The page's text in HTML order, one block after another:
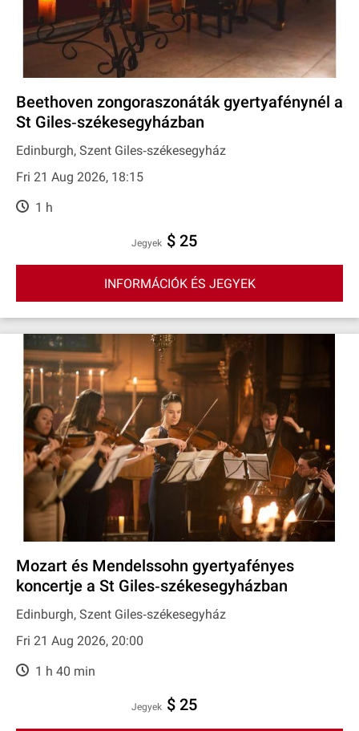
Beethoven zongoraszonáták gyertyafénynél a
St Giles‐székesegyházban
Edinburgh, Szent Giles‐székesegyház
Fri 21 Aug 2026, 18:15
1 h
Jegyek $ 25
INFORMÁCIÓK ÉS JEGYEK
Mozart és Mendelssohn gyertyafényes
koncertje a St Giles‐székesegyházban
Edinburgh, Szent Giles‐székesegyház
Fri 21 Aug 2026, 20:00
1 h 40 min
Jegyek $ 25